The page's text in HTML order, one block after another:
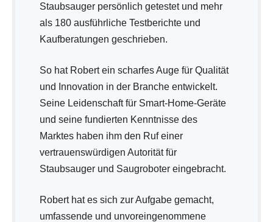
Staubsauger persönlich getestet und mehr
als 180 ausführliche Testberichte und
Kaufberatungen geschrieben.
So hat Robert ein scharfes Auge für Qualität
und Innovation in der Branche entwickelt.
Seine Leidenschaft für Smart-Home-Geräte
und seine fundierten Kenntnisse des
Marktes haben ihm den Ruf einer
vertrauenswürdigen Autorität für
Staubsauger und Saugroboter eingebracht.
Robert hat es sich zur Aufgabe gemacht,
umfassende und unvoreingenommene